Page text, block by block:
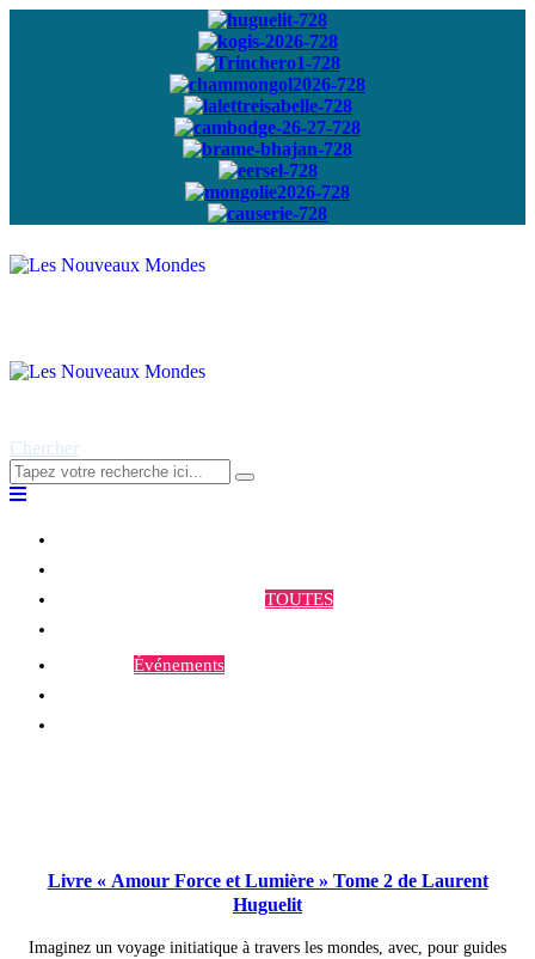
Abonnez-vous à
Chercher
TOUTES
Événements
Livre « Amour Force et Lumière » Tome 2 de Laurent
Huguelit
Imaginez un voyage initiatique à travers les mondes, avec, pour guides